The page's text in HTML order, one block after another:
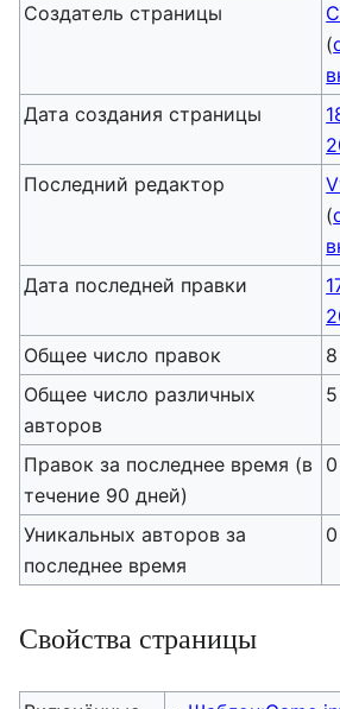
Создатель страницы
(
Дата создания страницы
Последний редактор
(
Дата последней правки
Общее число правок
8
Общее число различных
авторов
5
Правок за последнее время (в
течение 90 дней)
0
Уникальных авторов за
последнее время
0
Свойства страницы